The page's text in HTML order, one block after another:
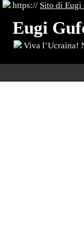
https:// Sito di Eugi
Eugi
Viva l’Ucraina!